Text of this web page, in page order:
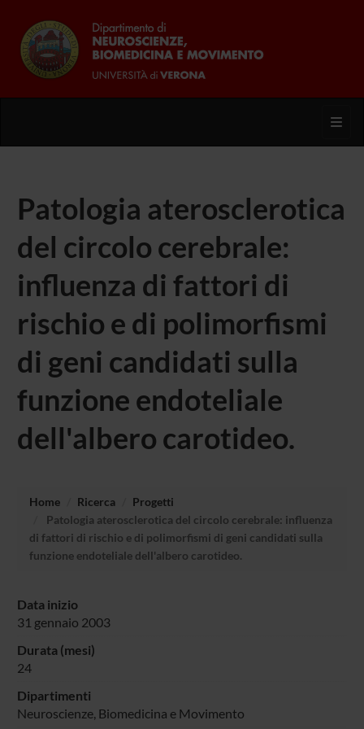
Patologia aterosclerotica
del circolo cerebrale:
influenza di fattori di
rischio e di polimorfismi
di geni candidati sulla
funzione endoteliale
dell'albero carotideo.
Home Ricerca
Progetti
Patologia aterosclerotica del circolo cerebrale: influenza
di fattori di rischio e di polimorfismi di geni candidati sulla
funzione endoteliale dell'albero carotideo.
Data inizio
31 gennaio 2003
Durata (mesi)
24
Dipartimenti
Neuroscienze, Biomedicina e Movimento